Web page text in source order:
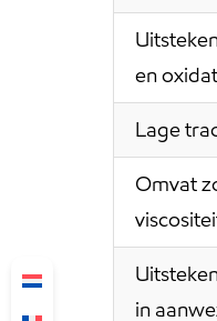
en
Lage
Omvat
in